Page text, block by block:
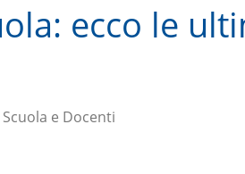
ecco le
e Docenti